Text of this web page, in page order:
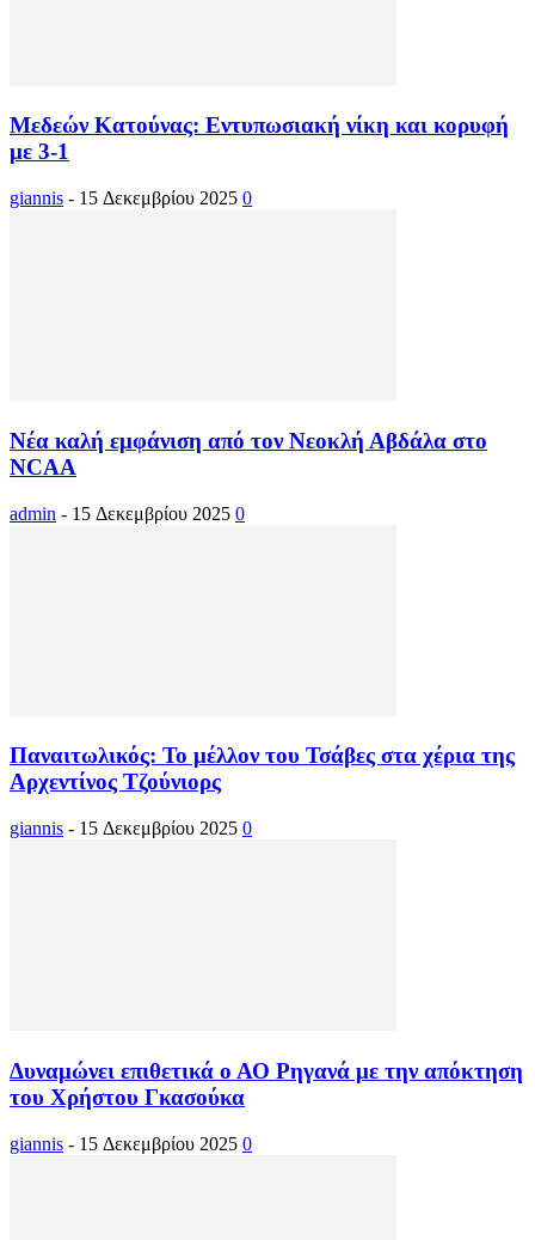
Μεδεών Κατούνας: Εντυπωσιακή νίκη και κορυφή
με 3-1
giannis - 15 Δεκεμβρίου 2025 0
Νέα καλή εμφάνιση από τον Νεοκλή Αβδάλα στο
NCAA
admin - 15 Δεκεμβρίου 2025 0
Παναιτωλικός: Το μέλλον του Τσάβες στα χέρια της
Αρχεντίνος Τζούνιορς
giannis - 15 Δεκεμβρίου 2025 0
Δυναμώνει επιθετικά ο ΑΟ Ρηγανά με την απόκτηση
του Χρήστου Γκασούκα
giannis - 15 Δεκεμβρίου 2025 0